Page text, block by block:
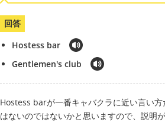
回答
Hostess bar
Gentlemen's club
Hostess barが一番キャバクラに近い言い
はないのではないかと思いますので、説明が